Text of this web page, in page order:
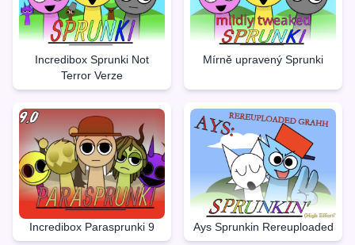
Incredibox Sprunki Not
Terror Verze
Mírně upravený Sprunki
Incredibox Parasprunki 9 Ays Sprunkin Rereuploaded